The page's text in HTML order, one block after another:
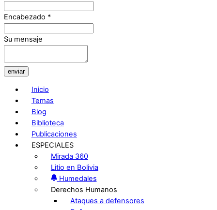
Encabezado *
Su mensaje
enviar
Inicio
Temas
Blog
Biblioteca
Publicaciones
ESPECIALES
Mirada 360
Litio en Bolivia
Humedales
Derechos Humanos
Ataques a defensores